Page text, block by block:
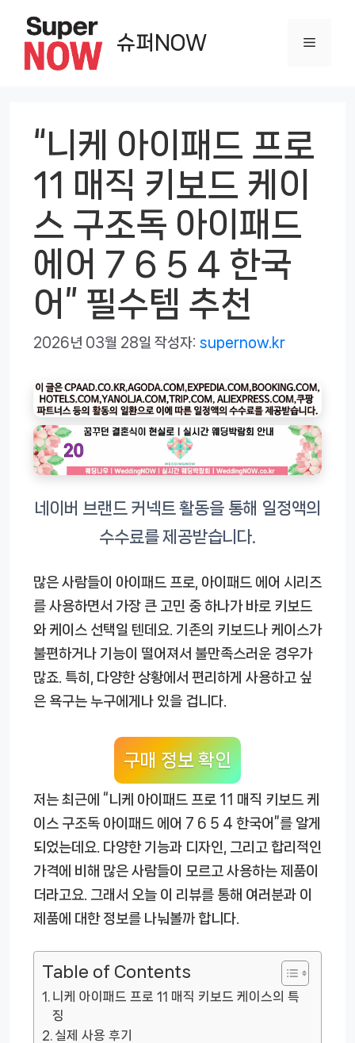
슈퍼NOW 메
“니케 아이패드 프로
11 매직 키보드 케이
스 구조독 아이패드
에어 7 6 5 4 한국
어” 필수템 추천
2026년 03월 28일 작성자: supernow.kr
많은 사람들이 아이패드 프로, 아이패드 에어 시리즈
를 사용하면서 가장 큰 고민 중 하나가 바로 키보드
와 케이스 선택일 텐데요. 기존의 키보드나 케이스가
불편하거나 기능이 떨어져서 불만족스러운 경우가
많죠. 특히, 다양한 상황에서 편리하게 사용하고 싶
은 욕구는 누구에게나 있을 겁니다.
구매 정보 확인
저는 최근에 “니케 아이패드 프로 11 매직 키보드 케
이스 구조독 아이패드 에어 7 6 5 4 한국어”를 알게
되었는데요. 다양한 기능과 디자인, 그리고 합리적인
가격에 비해 많은 사람들이 모르고 사용하는 제품이
더라고요. 그래서 오늘 이 리뷰를 통해 여러분과 이
제품에 대한 정보를 나눠볼까 합니다.
Table of Contents
니케 아이패드 프로 11 매직 키보드 케이스의 특
징
실제 사용 후기